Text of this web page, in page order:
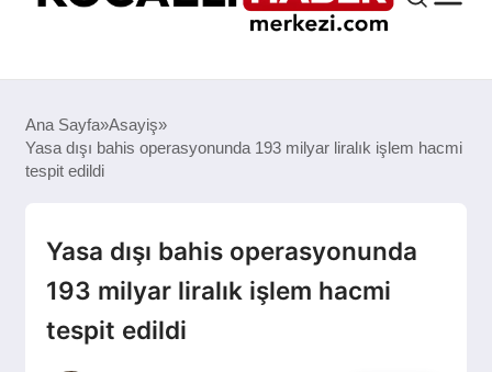
ANASAYFA
Ana Sayfa Asayiş
Yasa dışı bahis operasyonunda 193 milyar liralık işlem hacmi
tespit edildi
Yasa dışı bahis operasyonunda
193 milyar liralık işlem hacmi
tespit edildi